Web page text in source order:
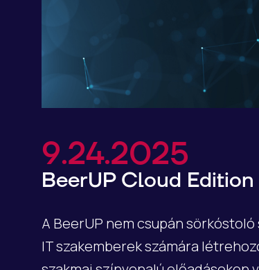
9.24.2025
BeerUP Cloud Edition
A BeerUP nem csupán
IT szakemberek számára